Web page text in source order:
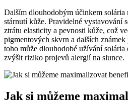
Dalším⁤ dlouhodobým účinkem ⁣solária
stárnutí kůže. Pravidelné vystavování
ztrátu elasticity a pevnosti ⁢kůže, což
pigmentových skvrn a dalších
toho může dlouhodobé užívání solária
zvýšit ‌riziko projevů alergií na slunce.
Jak‌ si můžeme